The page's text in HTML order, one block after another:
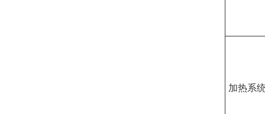
加热系